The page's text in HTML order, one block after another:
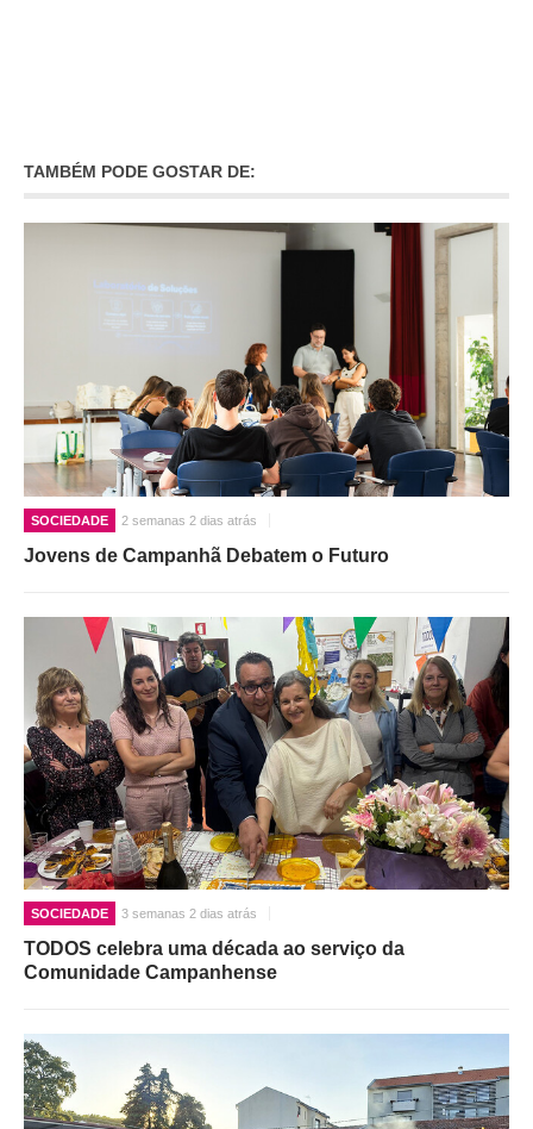
TAMBÉM PODE GOSTAR DE:
SOCIEDADE 2 semanas 2 dias atrás
Jovens de Campanhã Debatem o Futuro
SOCIEDADE 3 semanas 2 dias atrás
TODOS celebra uma década ao serviço da
Comunidade Campanhense